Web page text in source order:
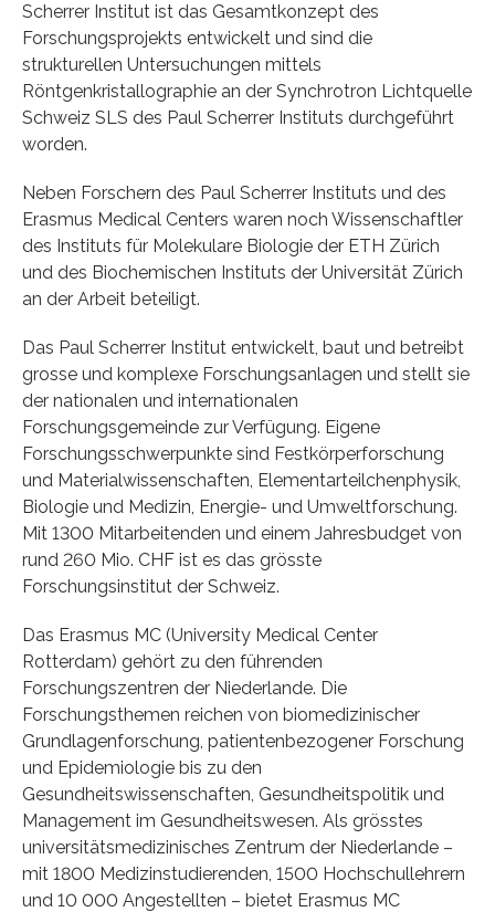
Scherrer Institut ist das Gesamtkonzept des
Forschungsprojekts entwickelt und sind die
strukturellen Untersuchungen mittels
Röntgenkristallographie an der Synchrotron Lichtquelle
Schweiz SLS des Paul Scherrer Instituts durchgeführt
worden.
Neben Forschern des Paul Scherrer Instituts und des
Erasmus Medical Centers waren noch Wissenschaftler
des Instituts für Molekulare Biologie der ETH Zürich
und des Biochemischen Instituts der Universität Zürich
an der Arbeit beteiligt.
Das Paul Scherrer Institut entwickelt, baut und betreibt
grosse und komplexe Forschungsanlagen und stellt sie
der nationalen und internationalen
Forschungsgemeinde zur Verfügung. Eigene
Forschungsschwerpunkte sind Festkörperforschung
und Materialwissenschaften, Elementarteilchenphysik,
Biologie und Medizin, Energie- und Umweltforschung.
Mit 1300 Mitarbeitenden und einem Jahresbudget von
rund 260 Mio. CHF ist es das grösste
Forschungsinstitut der Schweiz.
Das Erasmus MC (University Medical Center
Rotterdam) gehört zu den führenden
Forschungszentren der Niederlande. Die
Forschungsthemen reichen von biomedizinischer
Grundlagenforschung, patientenbezogener Forschung
und Epidemiologie bis zu den
Gesundheitswissenschaften, Gesundheitspolitik und
Management im Gesundheitswesen. Als grösstes
universitätsmedizinisches Zentrum der Niederlande –
mit 1800 Medizinstudierenden, 1500 Hochschullehrern
und 10 000 Angestellten – bietet Erasmus MC